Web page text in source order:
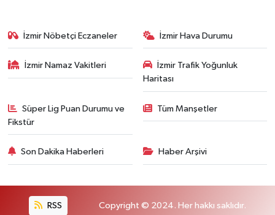
İzmir Nöbetçi Eczaneler İzmir Hava Durumu
İzmir Namaz Vakitleri
İzmir Trafik Yoğunluk
Haritası
Süper Lig Puan Durumu ve
Fikstür
Tüm Manşetler
Son Dakika Haberleri Haber Arşivi
RSS Copyright © 2024. Her hakkı saklıdır.